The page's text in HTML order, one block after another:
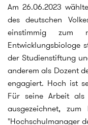
Am 26.06.2023
des deutschen
einstimmig zum
Entwicklungsbiologe
der Studienstiftung
anderem als Dozent
engagiert. Hoch ist
Für seine Arbeit
ausgezeichnet,
"Hochschulmanager